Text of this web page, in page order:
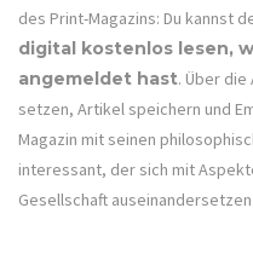
des Print-Magazins: Du kannst
digital kostenlos lesen,
angemeldet hast. Über die
setzen, Artikel speichern und
Magazin mit seinen
interessant, der sich mit
Gesellschaft